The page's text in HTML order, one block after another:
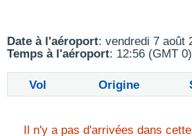
Date à l'aéroport: vendredi 7 août
Temps à l'aéroport: 12:56 (GMT 0)
Vol Origine
Il n'y a pas d'arrivées dans